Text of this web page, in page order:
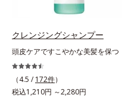
クレンジングシャンプー
頭皮ケアですこやかな美髪を保つ
（4.5 / 172件）
税込1,210円 ～2,280円